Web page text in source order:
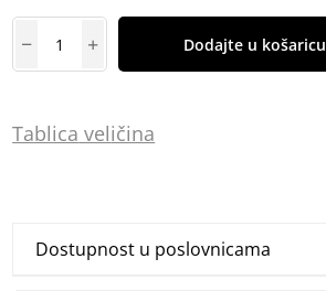
Dodajte u košaricu
Tablica veličina
Dostupnost u poslovnicama